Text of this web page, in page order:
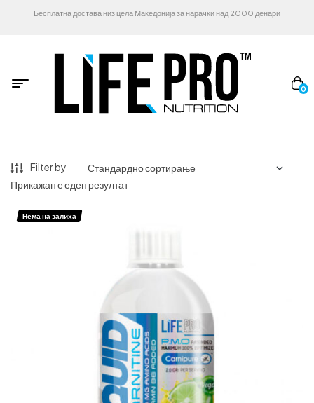
Бесплатна достава низ цела Македонија за нарачки над 2000 денари
0
Filter by
Прикажан е еден резултат
Нема на залиха